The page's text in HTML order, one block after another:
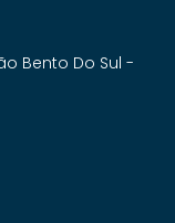
Bento Do Sul -